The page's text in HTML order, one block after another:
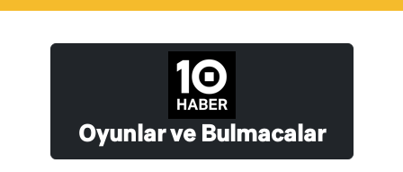
Oyunlar ve Bulmacalar